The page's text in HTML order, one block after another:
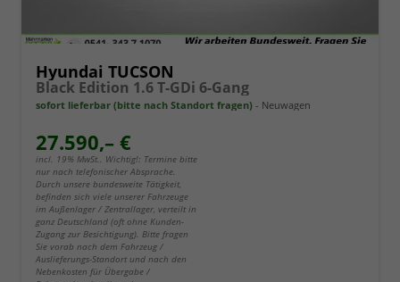
Hyundai TUCSON
Black Edition 1.6 T-GDi 6-Gang
sofort lieferbar (bitte nach Standort fragen) Neuwagen
27.590,– €
incl. 19% MwSt.. Wichtig!: Termine bitte
nur nach telefonischer Absprache.
Durch unsere bundesweite Tätigkeit,
befinden sich viele unserer Fahrzeuge
im Außenlager / Zentrallager, verteilt in
ganz Deutschland (oft ohne Kunden-
Zugang zur Besichtigung). Bitte fragen
Sie vorab nach dem Fahrzeug /
Auslieferungs-Standort und nach den
Nebenkosten für Übergabe /